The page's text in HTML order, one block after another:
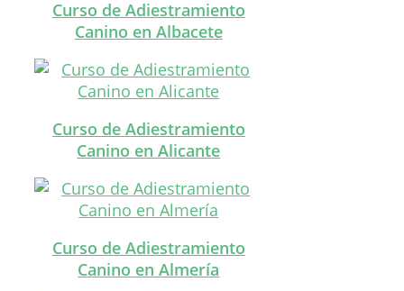
Curso de Adiestramiento
Canino en Albacete
Curso de Adiestramiento
Canino en Alicante
Curso de Adiestramiento
Canino en Almería